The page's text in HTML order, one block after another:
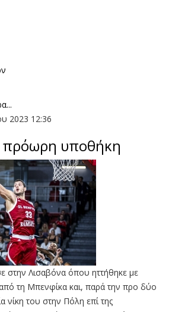
2023 12:36
πρόωρη υποθήκη
Λισαβόνα όπου ηττήθηκε με
τη Μπενφίκα και, παρά την προ δύο
του στην Πόλη επί της